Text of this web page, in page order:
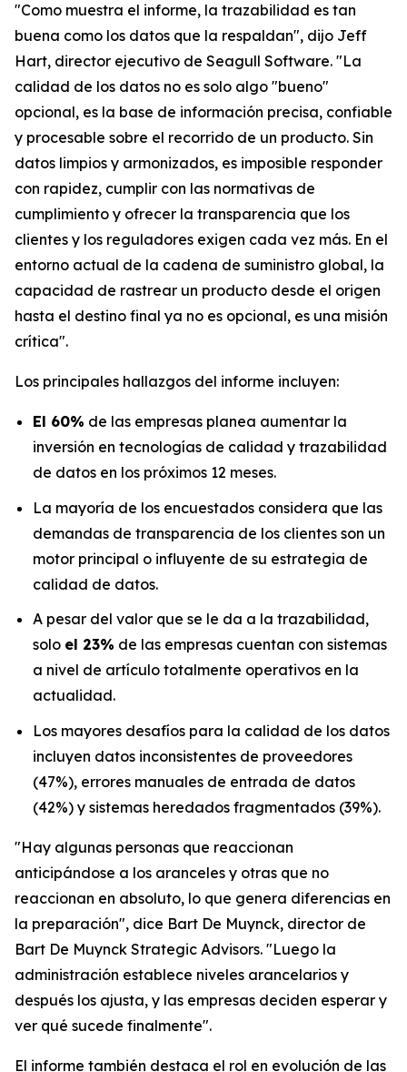
"Como muestra el informe, la trazabilidad es tan
buena como los datos que la respaldan", dijo Jeff
Hart, director ejecutivo de Seagull Software. "La
calidad de los datos no es solo algo "bueno"
opcional, es la base de información precisa, confiable
y procesable sobre el recorrido de un producto. Sin
datos limpios y armonizados, es imposible responder
con rapidez, cumplir con las normativas de
cumplimiento y ofrecer la transparencia que los
clientes y los reguladores exigen cada vez más. En el
entorno actual de la cadena de suministro global, la
capacidad de rastrear un producto desde el origen
hasta el destino final ya no es opcional, es una misión
crítica".
Los principales hallazgos del informe incluyen:
El 60% de las empresas planea aumentar la
inversión en tecnologías de calidad y trazabilidad
de datos en los próximos 12 meses.
La mayoría de los encuestados considera que las
demandas de transparencia de los clientes son un
motor principal o influyente de su estrategia de
calidad de datos.
A pesar del valor que se le da a la trazabilidad,
solo el 23% de las empresas cuentan con sistemas
a nivel de artículo totalmente operativos en la
actualidad.
Los mayores desafíos para la calidad de los datos
incluyen datos inconsistentes de proveedores
(47%), errores manuales de entrada de datos
(42%) y sistemas heredados fragmentados (39%).
"Hay algunas personas que reaccionan
anticipándose a los aranceles y otras que no
reaccionan en absoluto, lo que genera diferencias en
la preparación", dice Bart De Muynck, director de
Bart De Muynck Strategic Advisors. "Luego la
administración establece niveles arancelarios y
después los ajusta, y las empresas deciden esperar y
ver qué sucede finalmente".
El informe también destaca el rol en evolución de las